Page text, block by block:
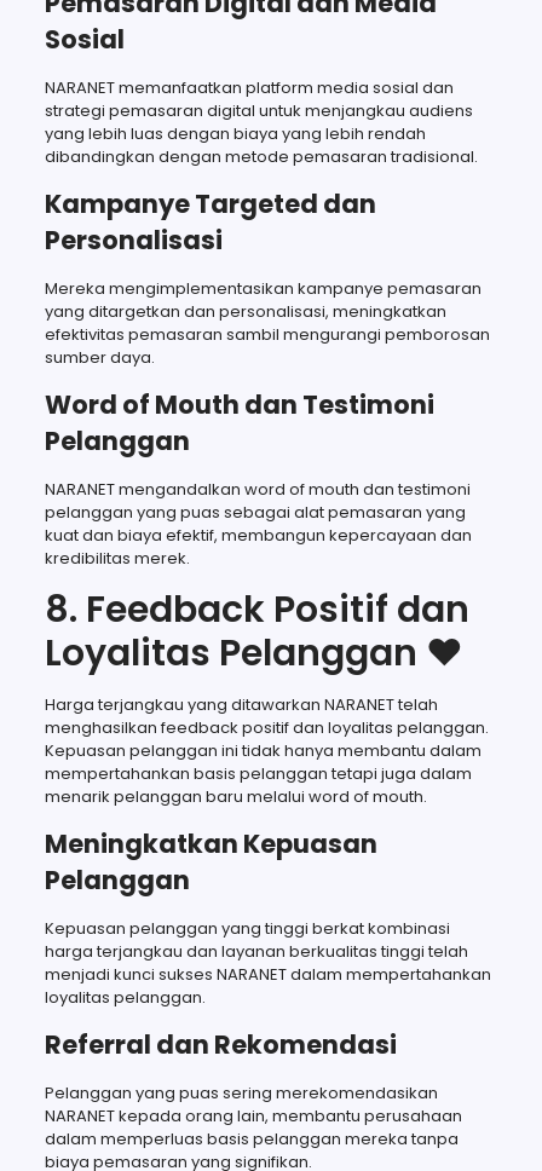
Sosial
NARANET memanfaatkan platform media sosial dan
strategi pemasaran digital untuk menjangkau audiens
yang lebih luas dengan biaya yang lebih rendah
dibandingkan dengan metode pemasaran tradisional.
Kampanye Targeted dan
Personalisasi
Mereka mengimplementasikan kampanye pemasaran
yang ditargetkan dan personalisasi, meningkatkan
efektivitas pemasaran sambil mengurangi pemborosan
sumber daya.
Word of Mouth dan Testimoni
Pelanggan
NARANET mengandalkan word of mouth dan testimoni
pelanggan yang puas sebagai alat pemasaran yang
kuat dan biaya efektif, membangun kepercayaan dan
kredibilitas merek.
8. Feedback Positif dan
Loyalitas Pelanggan ❤️
Harga terjangkau yang ditawarkan NARANET telah
menghasilkan feedback positif dan loyalitas pelanggan.
Kepuasan pelanggan ini tidak hanya membantu dalam
mempertahankan basis pelanggan tetapi juga dalam
menarik pelanggan baru melalui word of mouth.
Meningkatkan Kepuasan
Pelanggan
Kepuasan pelanggan yang tinggi berkat kombinasi
harga terjangkau dan layanan berkualitas tinggi telah
menjadi kunci sukses NARANET dalam mempertahankan
loyalitas pelanggan.
Referral dan Rekomendasi
Pelanggan yang puas sering merekomendasikan
NARANET kepada orang lain, membantu perusahaan
dalam memperluas basis pelanggan mereka tanpa
biaya pemasaran yang signifikan.